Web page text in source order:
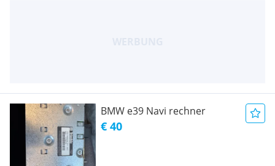
BMW e39 Navi rechner
€ 40